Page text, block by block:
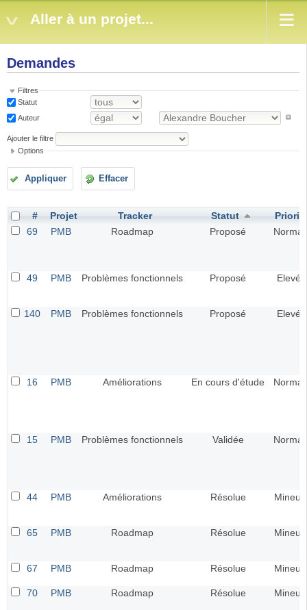
Aller à un projet...
Demandes
Filtres
Statut
Auteur
Ajouter le filtre
Options
Appliquer Effacer
# Projet Tracker Statut
69
PMB Roadmap Proposé Normal
49 PMB Problèmes fonctionnels Proposé Elevé
140 PMB Problèmes fonctionnels Proposé Elevé
16 PMB Améliorations En cours d'étude Normal
15 PMB Problèmes fonctionnels Validée Normal
44 PMB Améliorations Résolue Mineur
65 PMB Roadmap Résolue Mineur
67 PMB Roadmap Résolue Mineur
70 PMB Roadmap Résolue Mineur